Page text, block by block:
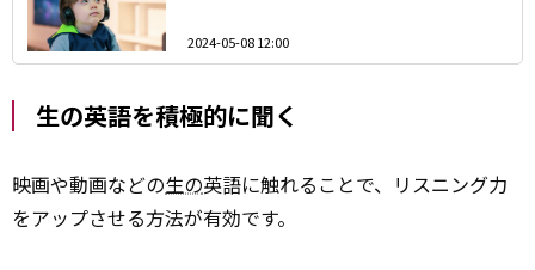
2024-05-08 12:00
生の英語を積極的に聞く
映画や動画などの生の英語に触れることで、リスニング力
をアップさせる方法が有効です。